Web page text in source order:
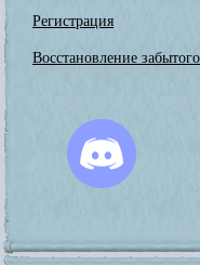
Регистрация
Восстановление